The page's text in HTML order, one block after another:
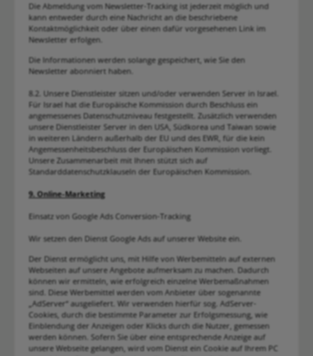
Die Abmeldung vom Newsletter-Tracking ist jederzeit möglich und
kann entweder durch eine Nachricht an die beschriebene
Kontaktmöglichkeit oder über einen dafür vorgesehenen Link im
Newsletter erfolgen.
Die Informationen werden solange gespeichert, wie Sie den
Newsletter abonniert haben.
8.2. Unsere Dienstleister sitzen und/oder verwenden Server in Israel.
Für Israel hat die Europäische Kommission durch Beschluss ein
angemessenes Datenschutzniveau festgestellt. Zusätzlich verwenden
unsere Dienstleister Server in den USA, Südkorea und Taiwan sowie
in weiteren Ländern außerhalb der EU und des EWR, für die kein
Angemessenheitsbeschluss der Europäischen Kommission vorliegt.
Unsere Zusammenarbeit mit Ihnen stützt sich auf
Standarddatenschutzklauseln der Europäischen Kommission.
9. Online-Marketing
Einsatz von Google Ads Conversion-Tracking
Wir setzen den Dienst Google Ads auf unserer Website ein.
Der Dienst ermöglicht uns, mit Hilfe von Werbemitteln auf externen
Webseiten auf unsere Angebote aufmerksam zu machen. Dadurch
können wir ermitteln, wie erfolgreich einzelne Werbemaßnahmen
sind. Diese Werbemittel werden vom Anbieter über sogenannte
„AdServer“ ausgeliefert. Wir verwenden hierfür sog. AdServer-
Cookies, durch die bestimmte Parameter zur Erfolgsmessung, wie
Einblendung der Anzeigen oder Klicks durch die Nutzer, gemessen
werden können. Sofern Sie über eine entsprechende Anzeige auf
unsere Webseite gelangen, wird vom Dienst ein Cookie auf Ihrem PC